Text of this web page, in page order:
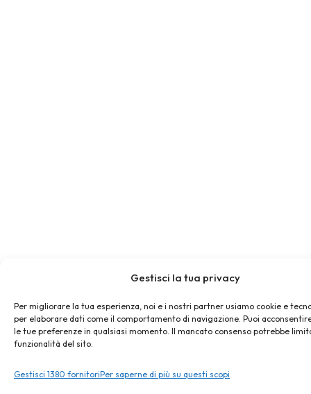
Gestisci la tua privacy
Per migliorare la tua esperienza, noi e i nostri partner usiamo cookie e
per elaborare dati come il comportamento di navigazione. Puoi
le tue preferenze in qualsiasi momento. Il mancato consenso potrebbe
funzionalità del sito.
Gestisci 1380 fornitoriPer saperne di più su questi scopi